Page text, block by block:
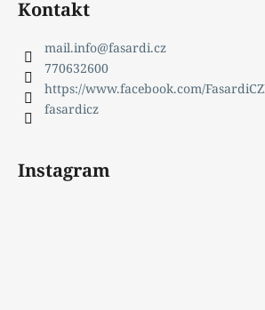
Kontakt
mail.info@fasardi.cz
770632600
https://www.facebook.com/
fasardicz
Instagram